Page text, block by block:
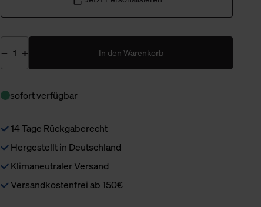
In den Warenkorb
sofort verfügbar
14 Tage Rückgaberecht
Hergestellt in Deutschland
Klimaneutraler Versand
Versandkostenfrei ab 150€